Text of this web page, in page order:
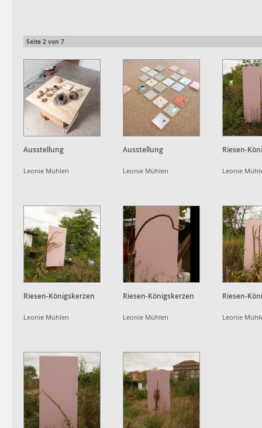
Seite 2 von 7
Ausstellung
Leonie Mühlen
Ausstellung
Leonie Mühlen
Riesen-
Leonie
Riesen-Königskerzen
Leonie Mühlen
Riesen-Königskerzen
Leonie Mühlen
Riesen-
Leonie